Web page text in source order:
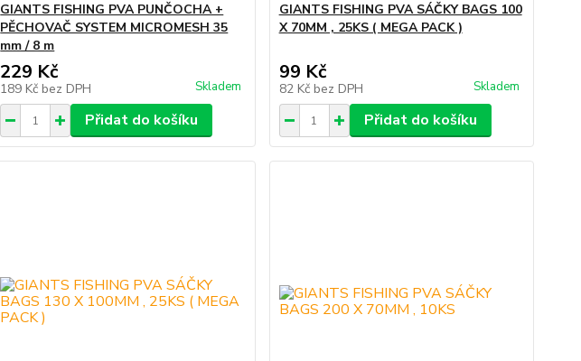
GIANTS FISHING PVA PUNČOCHA +
PĚCHOVAČ SYSTEM MICROMESH 35
mm / 8 m
229 Kč
189 Kč bez DPH Skladem
Přidat do košíku
GIANTS FISHING PVA SÁČKY BAGS 100
X 70MM , 25KS ( MEGA PACK )
99 Kč
82 Kč bez DPH Skladem
Přidat do košíku